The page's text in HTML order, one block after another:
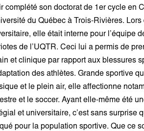
complété son doctorat de 1ercycle en
du Québec à Trois-Rivières. Lors
elle était interne pour l’équipe
de l’UQTR. Ceci lui a permis de
et clinique par rapport aux blessures
des athlètes. Grande sportive
et leplein air, elle affectionne
et le soccer. Ayant elle-même été
et universitaire, c’est sanssurprise
pour la population sportive. Que ce